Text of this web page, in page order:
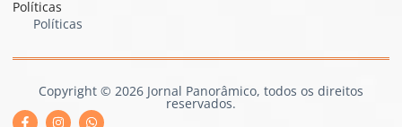
Políticas
Políticas
Copyright © 2026 Jornal Panorâmico, todos os direitos
reservados.